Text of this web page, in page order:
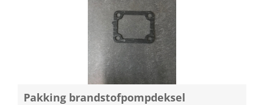
Pakking brandstofpompdeksel